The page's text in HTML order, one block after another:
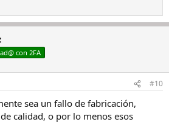
con 2FA
#10
sea un fallo de fabricación,
calidad, o por lo menos esos